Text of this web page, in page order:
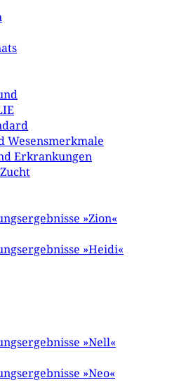
Wesensmerkmale
Erkrankungen
»Zion«
»Heidi«
»Nell«
»Neo«